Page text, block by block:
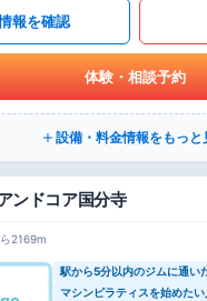
報を確認
体験・相談予約
設備・料金情報をもっと
ンドコア国分寺
2169m
駅から5分以内のジムに通い
マシンピラティスを始めたい